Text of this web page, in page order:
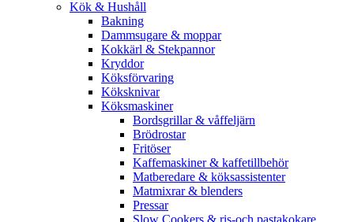
Kök & Hushåll
Bakning
Dammsugare & moppar
Kokkärl & Stekpannor
Kryddor
Köksförvaring
Köksknivar
Köksmaskiner
Bordsgrillar & våffeljärn
Brödrostar
Fritöser
Kaffemaskiner & kaffetillbehör
Matberedare & köksassistenter
Matmixrar & blenders
Pressar
Slow Cookers & ris-och pastakokare